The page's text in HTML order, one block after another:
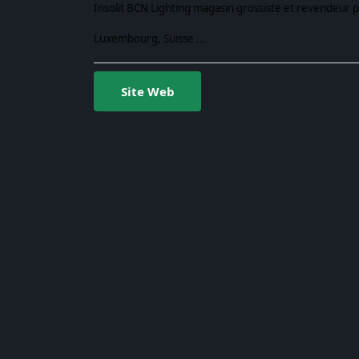
Insolit BCN Lighting magasin grossiste et revendeur
Luxembourg, Suisse ...
Site Web